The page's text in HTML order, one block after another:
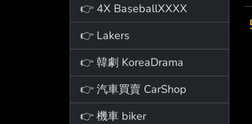
👉 4X BaseballXXXX
👉 Lakers
👉 韓劇 KoreaDrama
👉 汽車買賣 CarShop
👉 機車 biker